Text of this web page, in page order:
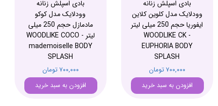
بادی اسپلش زنانه
وودلایک مدل کلوین کلاین
ایفوریا حجم 250 میلی لیتر
- WOODLIKE CK
EUPHORIA BODY
SPLASH
۷۰۰,۰۰۰ تومان
افزودن به سبد خرید
بادی اسپلش زنانه
وودلایک مدل کوکو
مادمازل حجم 250 میلی
لیتر - WOODLIKE COCO
mademoiselle BODY
SPLASH
۷۰۰,۰۰۰ تومان
افزودن به سبد خرید